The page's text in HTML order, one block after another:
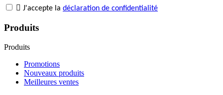
 J'accepte la déclaration de confidentialité
Produits
Produits
Promotions
Nouveaux produits
Meilleures ventes